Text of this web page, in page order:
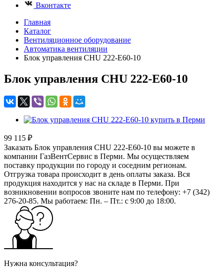
Вконтакте
Главная
Каталог
Вентиляционное оборудование
Автоматика вентиляции
Блок управления CHU 222-E60-10
Блок управления CHU 222-E60-10
99 115 ₽
Заказать Блок управления CHU 222-E60-10 вы можете в
компании ГазВентСервис в Перми. Мы осуществляем
поставку продукции по городу и соседним регионам.
Отгрузка товара происходит в день оплаты заказа. Вся
продукция находится у нас на складе в Перми. При
возникновении вопросов звоните нам по телефону: +7 (342)
276-20-85. Мы работаем: Пн. – Пт.: с 9:00 до 18:00.
Нужна консультация?